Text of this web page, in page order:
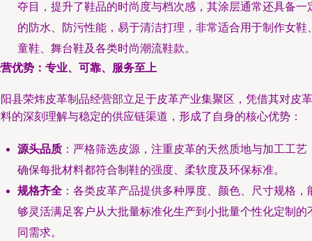
夺目，提升了鞋品的时尚度与档次感，其涂层通常还具备一
的防水、防污性能，易于清洁打理，非常适合用于制作女鞋
童鞋、舞台鞋及各类时尚潮流鞋款。
优势：专业、可靠、服务至上
县荣炜皮革制品经营部立足于皮革产业集聚区，凭借其对皮革
的深刻理解与稳定的供应链渠道，形成了自身的核心优势：
源头品质 ：严格筛选皮源，注重皮革的天然质地与加工工艺
确保每批材料都符合制鞋的强度、柔软度及环保标准。
规格齐全 ：各类皮革产品提供多种厚度、颜色、尺寸规格，
够灵活满足客户从大批量标准化生产到小批量个性化定制的
同需求。